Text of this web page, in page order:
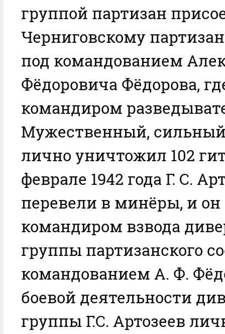
группой партизан
Черниговскому
под командованием
Фёдоровича Фёдорова,
командиром
Мужественный,
лично уничтожил 102
феврале 1942 года Г. С.
перевели в минёры, и он
командиром взвода
группы партизанского
командованием А. Ф.
боевой деятельности
группы Г.С. Артозеев